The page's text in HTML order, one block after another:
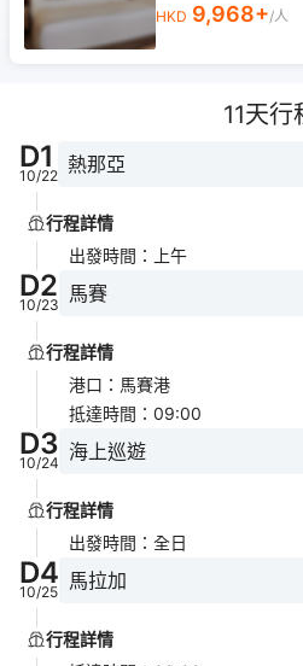
HKD 9,968+/人
11天行
D1
10/22 熱那亞
行程詳情
出發時間 ： 上午
D2
10/23 馬賽
行程詳情
港口 ： 馬賽港
抵達時間 ： 09:00
D3
10/24 海上巡遊
行程詳情
出發時間 ： 全日
D4
10/25 馬拉加
行程詳情